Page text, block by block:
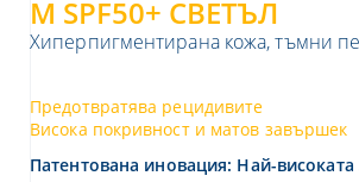
M SPF50+ СВЕТЪЛ
Хиперпигментирана кожа, тъмни
Предотвратява рецидивите
Висока покривност и матов завършек
Патентована иновация: Най-